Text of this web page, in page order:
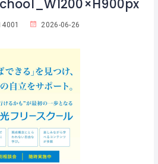
2026-06-26